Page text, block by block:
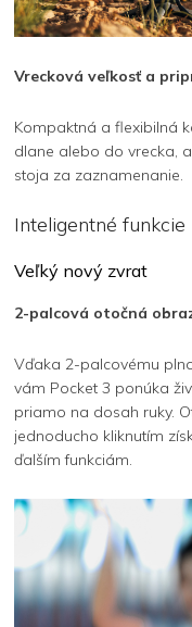
Vrecková veľkosť a
Kompaktná a flexibilná
dlane alebo do vrecka,
stoja za zaznamenanie.
Inteligentné funkcie
Veľký nový zvrat
2-palcová otočná
Vďaka 2-palcovému
vám Pocket 3 ponúka
priamo na dosah ruky.
jednoducho kliknutím
ďalším funkciám.